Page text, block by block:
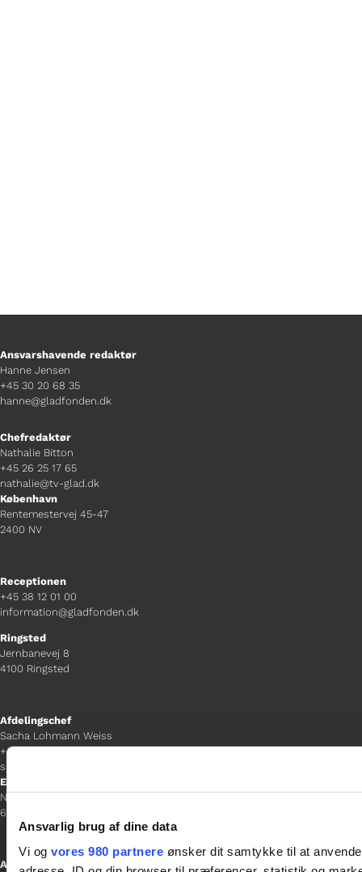
Ansvarlig brug af dine data
Vi og vores 980 partnere ønsker dit samtykke til at
Ansvarshavende redaktør
Hanne Jensen
+45 30 20 68 35
hanne@gladfonden.dk
Chefredaktør
Nathalie Bitton
+45 26 25 17 65
nathalie@tv-glad.dk
København
Rentemestervej 45-47
2400 NV
Receptionen
+45 38 12 01 00
information@gladfonden.dk
Ringsted
Jernbanevej 8
4100 Ringsted
Afdelingschef
Sacha Lohmann Weiss
+45 40 27 91 11
sacha.lw@gladfonden.dk
Esbjerg
Norgesgade 1, 2. sal
6700 Esbjerg
Afdelingschef